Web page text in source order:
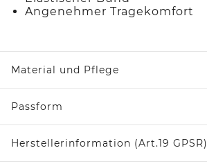
Angenehmer Tragekomfort
Material und Pflege
Passform
Herstellerinformation (Art.19 GPSR)